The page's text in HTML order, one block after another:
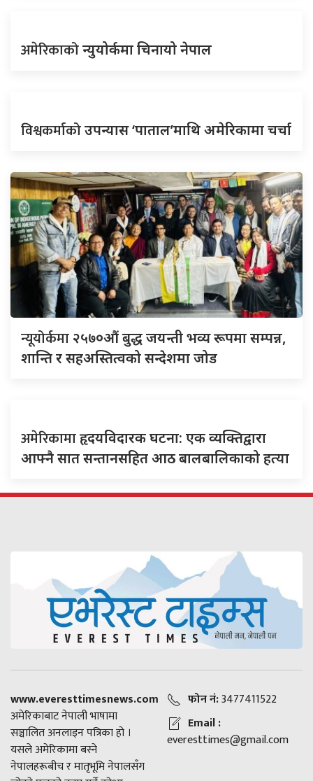
अमेरिकाकोन्युयोर्कमा चिनायो नेपाल
विश्वकर्माकोउपन्यास ‘पाताल’माथि अमेरिकामा चर्चा
न्यूयोर्कमा २५७०औं बुद्ध जयन्ती भव्य रूपमा सम्पन्न,
शान्ति र सहअस्तित्वको सन्देशमा जोड
अमेरिकामाहृदयविदारक घटना: एक व्यक्तिद्वारा
आफ्नै सात सन्तानसहित आठ बालबालिकाको हत्या
www.everesttimesnews.com
अमेरिकाबाट नेपाली भाषामा
सञ्चालित अनलाइन पत्रिका हो ।
यसले अमेरिकामा बस्ने
नेपालहरूबीच र मातृभूमि नेपालसँग
फोन नं:3477411522
Email :
everesttimes@gmail.com